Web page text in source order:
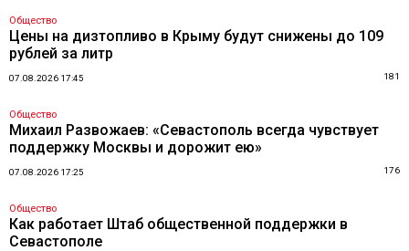
Общество
Цены на дизтопливо в Крыму будут снижены до 109
рублей за литр
07.08.2026 17:45 181
Общество
Михаил Развожаев: «Севастополь всегда чувствует
поддержку Москвы и дорожит ею»
07.08.2026 17:25 176
Общество
Как работает Штаб общественной поддержки в
Севастополе